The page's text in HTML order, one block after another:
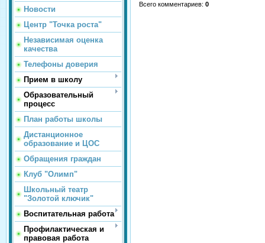
Новости
Центр "Точка роста"
Независимая оценка
качества
Телефоны доверия
Прием в школу
Образовательный
процесс
План работы школы
Дистанционное
образование и ЦОС
Обращения граждан
Клуб "Олимп"
Школьный театр
"Золотой ключик"
Воспитательная работа
Профилактическая и
правовая работа
Всего комментариев: 0